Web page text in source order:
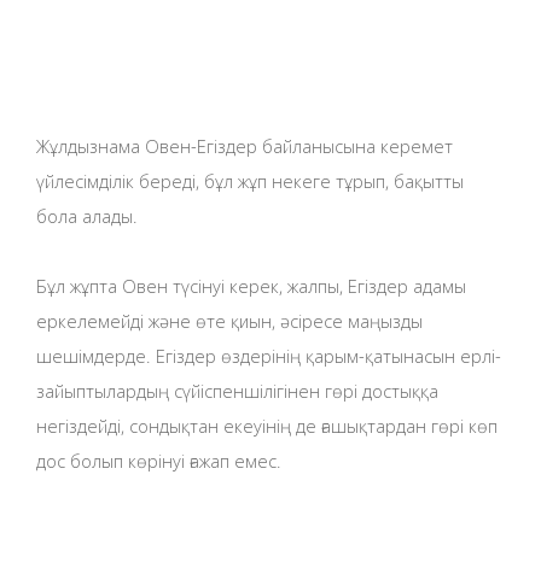
Жұлдызнама Овен-Егіздер байланысына керемет
үйлесімділік береді, бұл жұп некеге тұрып, бақытты
бола алады.
Бұл жұпта Овен түсінуі керек, жалпы, Егіздер адамы
еркелемейді және өте қиын, әсіресе маңызды
шешімдерде. Егіздер өздерінің қарым-қатынасын ерлі-
зайыптылардың сүйіспеншілігінен гөрі достыққа
негіздейді, сондықтан екеуінің де ғашықтардан гөрі көп
дос болып көрінуі ғажап емес.